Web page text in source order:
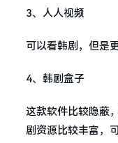
3、人人视频
可以看韩剧，但是
4、韩剧盒子
这款软件比较隐蔽
剧资源比较丰富，